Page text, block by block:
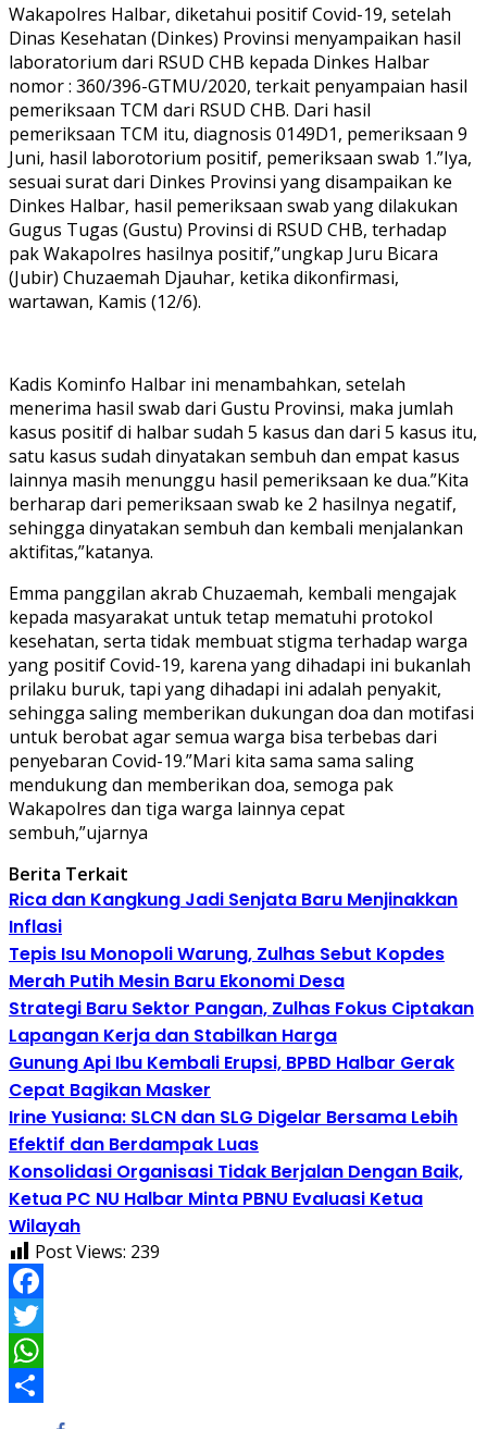
Wakapolres Halbar, diketahui positif Covid-19, setelah
Dinas Kesehatan (Dinkes) Provinsi menyampaikan hasil
laboratorium dari RSUD CHB kepada Dinkes Halbar
nomor : 360/396-GTMU/2020, terkait penyampaian hasil
pemeriksaan TCM dari RSUD CHB. Dari hasil
pemeriksaan TCM itu, diagnosis 0149D1, pemeriksaan 9
Juni, hasil laborotorium positif, pemeriksaan swab 1.”Iya,
sesuai surat dari Dinkes Provinsi yang disampaikan ke
Dinkes Halbar, hasil pemeriksaan swab yang dilakukan
Gugus Tugas (Gustu) Provinsi di RSUD CHB, terhadap
pak Wakapolres hasilnya positif,”ungkap Juru Bicara
(Jubir) Chuzaemah Djauhar, ketika dikonfirmasi,
wartawan, Kamis (12/6).
Kadis Kominfo Halbar ini menambahkan, setelah
menerima hasil swab dari Gustu Provinsi, maka jumlah
kasus positif di halbar sudah 5 kasus dan dari 5 kasus itu,
satu kasus sudah dinyatakan sembuh dan empat kasus
lainnya masih menunggu hasil pemeriksaan ke dua.”Kita
berharap dari pemeriksaan swab ke 2 hasilnya negatif,
sehingga dinyatakan sembuh dan kembali menjalankan
aktifitas,”katanya.
Emma panggilan akrab Chuzaemah, kembali mengajak
kepada masyarakat untuk tetap mematuhi protokol
kesehatan, serta tidak membuat stigma terhadap warga
yang positif Covid-19, karena yang dihadapi ini bukanlah
prilaku buruk, tapi yang dihadapi ini adalah penyakit,
sehingga saling memberikan dukungan doa dan motifasi
untuk berobat agar semua warga bisa terbebas dari
penyebaran Covid-19.”Mari kita sama sama saling
mendukung dan memberikan doa, semoga pak
Wakapolres dan tiga warga lainnya cepat
sembuh,”ujarnya
Berita Terkait
Rica dan Kangkung Jadi Senjata Baru Menjinakkan
Inflasi
Tepis Isu Monopoli Warung, Zulhas Sebut Kopdes
Merah Putih Mesin Baru Ekonomi Desa
Strategi Baru Sektor Pangan, Zulhas Fokus Ciptakan
Lapangan Kerja dan Stabilkan Harga
Gunung Api Ibu Kembali Erupsi, BPBD Halbar Gerak
Cepat Bagikan Masker
Irine Yusiana: SLCN dan SLG Digelar Bersama Lebih
Efektif dan Berdampak Luas
Konsolidasi Organisasi Tidak Berjalan Dengan Baik,
Ketua PC NU Halbar Minta PBNU Evaluasi Ketua
Wilayah
Post Views: 239
Facebook
Twitter
WhatsApp